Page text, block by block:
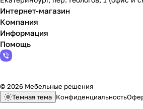
Интернет-магазин
Компания
Информация
Помощь
© 2026 Мебельные решения
Темная тема Конфиденциальность